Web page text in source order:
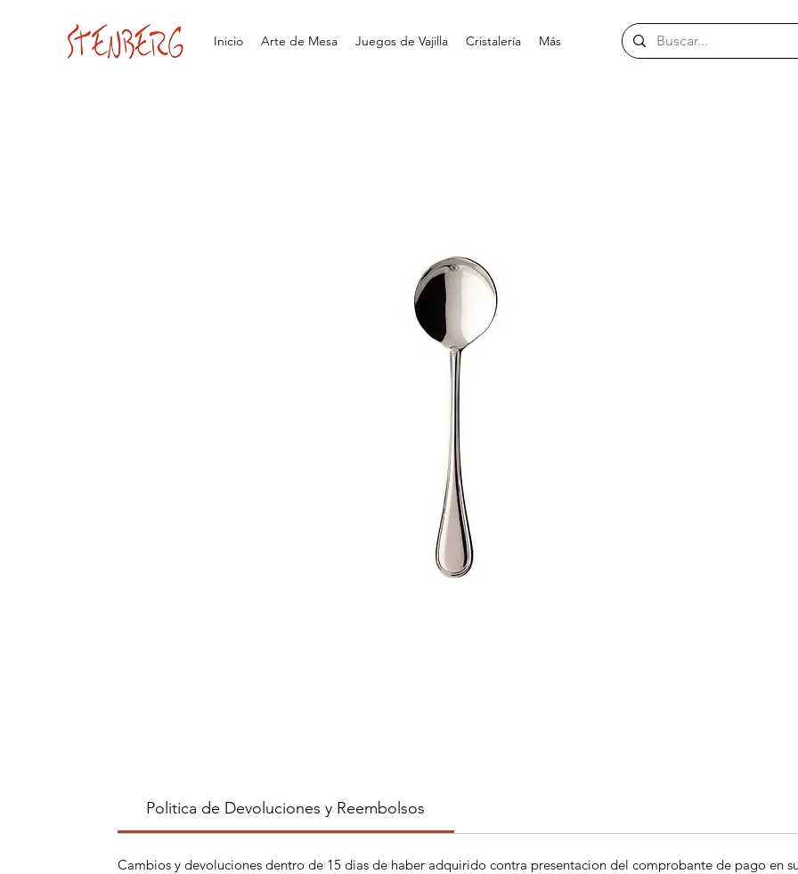
Inicio Arte de Mesa Juegos de Vajilla Cristalería Más
Politica de Devoluciones y Reembolsos
Cambios y devoluciones dentro de 15 dias de haber adquirido contra presentacion del comprobante de pago en